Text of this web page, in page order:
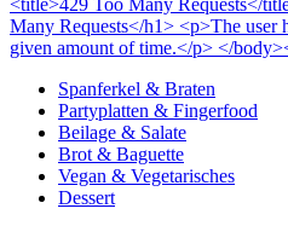
Many Requests</h1> <p>The user
given amount of time.</p> </
Spanferkel & Braten
Partyplatten & Fingerfood
Beilage & Salate
Brot & Baguette
Vegan & Vegetarisches
Dessert